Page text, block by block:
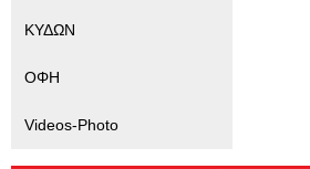
ΚΥΔΩΝ
ΟΦΗ
Videos-Photo